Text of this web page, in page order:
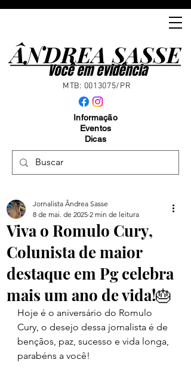
ÂNDREA SASSE
ÂNDREA SASSE
Você em evidência
MTB: 0013075/PR
Informação
Eventos
Dicas
Viva o Romulo Cury,
Colunista de maior
destaque em Pg celebra
mais um ano de vida!🎂
Jornalista Ândrea Sasse
8 de mai. de 2025 2 min de leitura
Hoje é o aniversário do Romulo
Cury, o desejo dessa jornalista é de
bençãos, paz, sucesso e vida longa,
parabéns a você!